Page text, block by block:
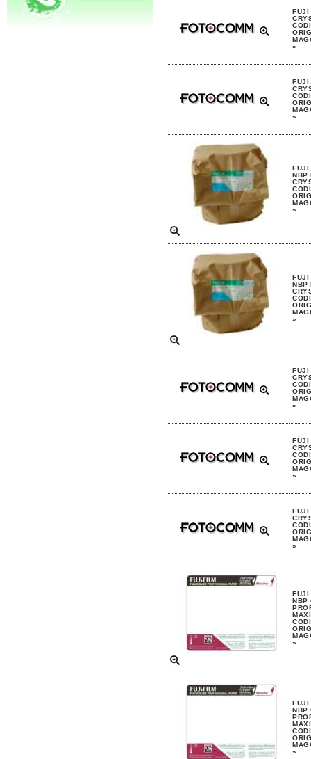
FUJI
»
FUJI
»
FUJI
NBP
»
FUJI
NBP
»
FUJI
»
FUJI
»
FUJI
»
FUJI
NBP
»
FUJI
NBP
»